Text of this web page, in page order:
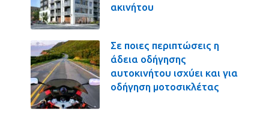
ακινήτου
Σε ποιες περιπτώσεις η
άδεια οδήγησης
αυτοκινήτου ισχύει και για
οδήγηση μοτοσικλέτας